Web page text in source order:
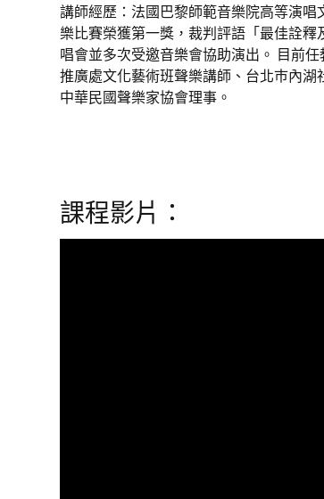
講師經歷：法國巴黎師範音樂院高等演唱
樂比賽榮獲第一獎，裁判評語「最佳詮
唱會並多次受邀音樂會協助演出。 目前
推廣處文化藝術班聲樂講師、台北巿內湖
中華民國聲樂家協會理事。
課程影片：